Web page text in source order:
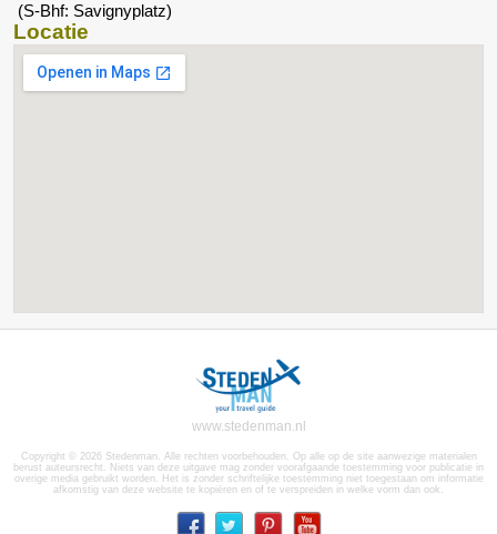
(S-Bhf: Savignyplatz)
Locatie
www.stedenman.nl
Copyright © 2026 Stedenman. Alle rechten voorbehouden. Op alle op de site aanwezige materialen
berust auteursrecht. Niets van deze uitgave mag zonder voorafgaande toestemming voor publicatie in
overige media gebruikt worden. Het is zonder schriftelijke toestemming niet toegestaan om informatie
afkomstig van deze website te kopiëren en of te verspreiden in welke vorm dan ook.